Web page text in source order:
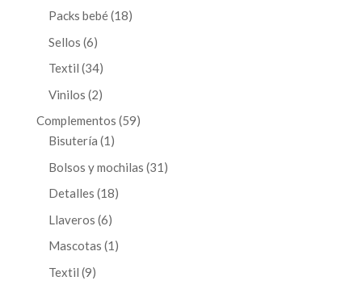
productos
Packs bebé 1818
Sellos 66
productos
Textil 3434
productos
Vinilos 22
productos
Complementos 5959
Bisutería 1 1
producto
Bolsos y mochilas 31 31
Detalles 1818
Llaveros 66
productos
Mascotas 1 1
Textil 99